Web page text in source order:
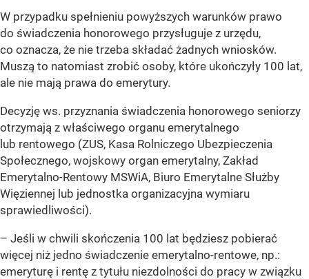
W przypadku spełnieniu powyższych warunków prawo
do świadczenia honorowego przysługuje z urzędu,
co oznacza, że nie trzeba składać żadnych wniosków.
Muszą to natomiast zrobić osoby, które ukończyły 100 lat,
ale nie mają prawa do emerytury.
Decyzję ws. przyznania świadczenia honorowego seniorzy
otrzymają z właściwego organu emerytalnego
lub rentowego (ZUS, Kasa Rolniczego Ubezpieczenia
Społecznego, wojskowy organ emerytalny, Zakład
Emerytalno-Rentowy MSWiA, Biuro Emerytalne Służby
Więziennej lub jednostka organizacyjna wymiaru
sprawiedliwości).
– Jeśli w chwili skończenia 100 lat będziesz pobierać
więcej niż jedno świadczenie emerytalno-rentowe, np.:
emeryturę i rentę z tytułu niezdolności do pracy w związku